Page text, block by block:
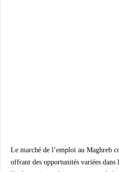
Le marché de l’emploi au Maghreb
offrant des opportunités variées dans